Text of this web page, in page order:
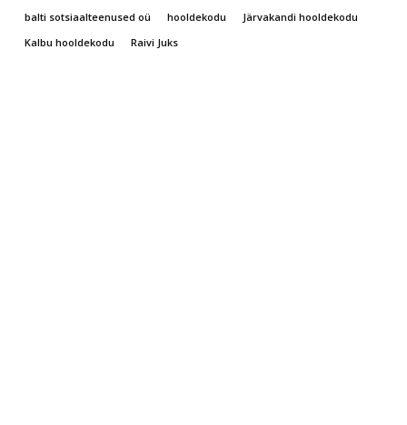
balti sotsiaalteenused oü hooldekodu
Järvakandi hooldekodu
Kalbu hooldekodu
Raivi Juks